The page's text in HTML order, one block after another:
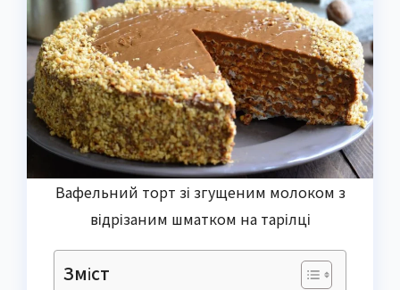
Вафельний торт зі згущеним молоком з
відрізаним шматком на тарілці
Зміст